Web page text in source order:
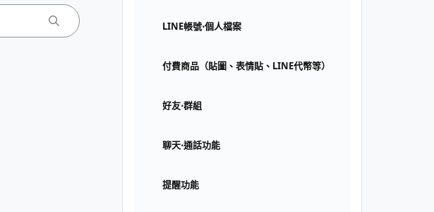
LINE帳號⋅個人檔案
付費商品（貼圖、表情貼、LINE代幣等）
好友⋅群組
聊天⋅通話功能
提醒功能